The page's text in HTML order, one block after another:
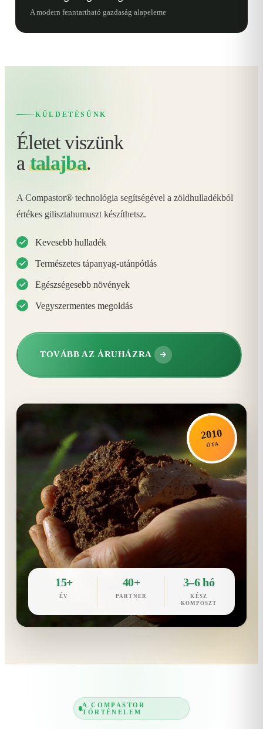
A modern fenntartható gazdaság alapeleme
KÜLDETÉSÜNK
Életet viszünk
atalajba.
A Compastor® technológia segítségével a zöldhulladékból
értékes gilisztahumuszt készíthetsz.
Kevesebb hulladék
Természetes tápanyag-utánpótlás
Egészségesebb növények
Vegyszermentes megoldás
TOVÁBB AZ ÁRUHÁZRA
2010
ÓTA
15+
ÉV
40+
PARTNER
3–6 hó
KÉSZ
KOMPOSZT
A COMPASTOR
TÖRTÉNELEM